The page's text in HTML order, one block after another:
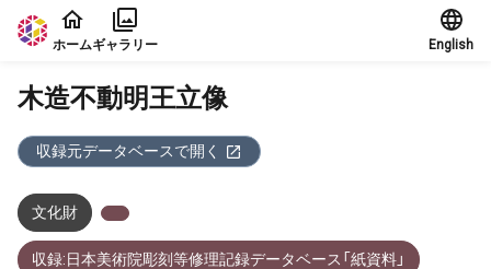
本文に飛ぶ
ホームギャラリー English
木造不動明王立像
収録元データベースで開く
文化財
収録:日本美術院彫刻等修理記録データベース「紙資料」